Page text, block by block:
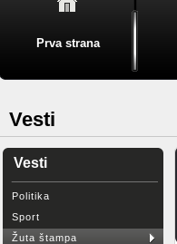
Prva strana
Vesti
Vesti
Politika
Sport
Žuta štampa